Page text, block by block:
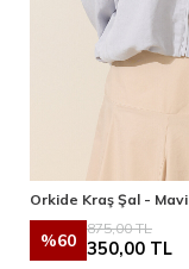
Orkide Kraş Şal - Mavi
%60
875,00TL
350,00 TL